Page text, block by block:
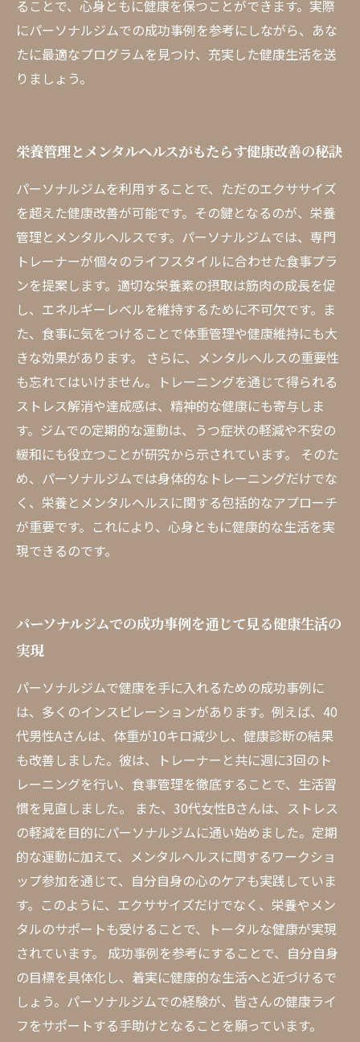
ることで、心身ともに健康を保つことができます。実際
にパーソナルジムでの成功事例を参考にしながら、あな
たに最適なプログラムを見つけ、充実した健康生活を送
りましょう。
栄養管理とメンタルヘルスがもたらす健康改善の秘訣
パーソナルジムを利用することで、ただのエクササイズ
を超えた健康改善が可能です。その鍵となるのが、栄養
管理とメンタルヘルスです。パーソナルジムでは、専門
トレーナーが個々のライフスタイルに合わせた食事プラ
ンを提案します。適切な栄養素の摂取は筋肉の成長を促
し、エネルギーレベルを維持するために不可欠です。ま
た、食事に気をつけることで体重管理や健康維持にも大
きな効果があります。 さらに、メンタルヘルスの重要性
も忘れてはいけません。トレーニングを通じて得られる
ストレス解消や達成感は、精神的な健康にも寄与しま
す。ジムでの定期的な運動は、うつ症状の軽減や不安の
緩和にも役立つことが研究から示されています。 そのた
め、パーソナルジムでは身体的なトレーニングだけでな
く、栄養とメンタルヘルスに関する包括的なアプローチ
が重要です。これにより、心身ともに健康的な生活を実
現できるのです。
パーソナルジムでの成功事例を通じて見る健康生活の
実現
パーソナルジムで健康を手に入れるための成功事例に
は、多くのインスピレーションがあります。例えば、40
代男性Aさんは、体重が10キロ減少し、健康診断の結果
も改善しました。彼は、トレーナーと共に週に3回のト
レーニングを行い、食事管理を徹底することで、生活習
慣を見直しました。 また、30代女性Bさんは、ストレス
の軽減を目的にパーソナルジムに通い始めました。定期
的な運動に加えて、メンタルヘルスに関するワークショ
ップ参加を通じて、自分自身の心のケアも実践していま
す。このように、エクササイズだけでなく、栄養やメン
タルのサポートも受けることで、トータルな健康が実現
されています。 成功事例を参考にすることで、自分自身
の目標を具体化し、着実に健康的な生活へと近づけるで
しょう。パーソナルジムでの経験が、皆さんの健康ライ
フをサポートする手助けとなることを願っています。